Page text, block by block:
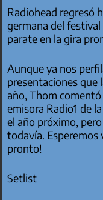
Radiohead regresó
germana del
parate en la gira
Aunque ya nos
presentaciones que
año, Thom comentó
emisora Radio1 de
el año próximo,
todavía. Esperemos
pronto!
Setlist